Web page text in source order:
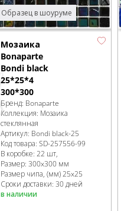
Образец в шоуруме
Мозаика
Bonaparte
Bondi black
25*25*4
300*300
Бренд: Bonaparte
Коллекция: Мозаика
стеклянная
Артикул: Bondi black-25
Код товара: SD-257556-99
В коробке: 22 шт,
Размер: 300x300 мм
Размер чипа, (мм)25x25
Сроки доставки: 30 дней
в наличии